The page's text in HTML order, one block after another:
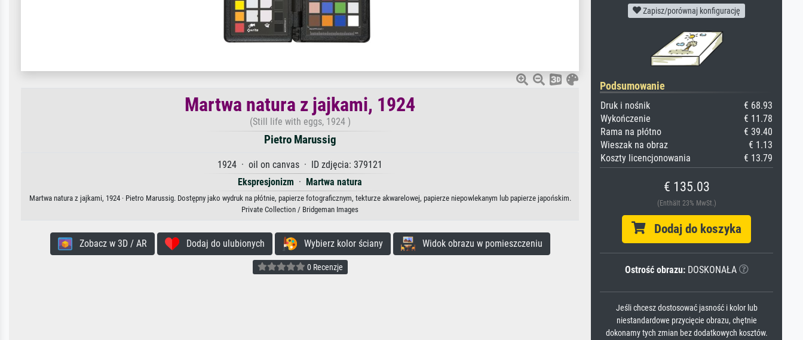
Martwa natura z jajkami, 1924
(Still life with eggs, 1924 )
Pietro Marussig
1924 · oil on canvas · ID zdjęcia: 379121
Ekspresjonizm · Martwa natura
Martwa natura z jajkami, 1924 · Pietro Marussig. Dostępny jako wydruk na płótnie, papierze fotograficznym, tekturze akwarelowej, papierze niepowlekanym lub papierze japońskim.
Private Collection / Bridgeman Images
Zobacz w 3D / AR Dodaj do ulubionych Wybierz kolor ściany Widok obrazu w pomieszczeniu
0 Recenzje
Zapisz/porównaj konfigurację
Podsumowanie
Druk i nośnik
€ 68.93
Wykończenie
€ 11.78
Rama na płótno
€ 39.40
Wieszak na obraz
€ 1.13
Koszty licencjonowania
€ 13.79
€ 135.03
(Enthält 23% MwSt.)
Dodaj do koszyka
Ostrość obrazu:DOSKONAŁA
Jeśli chcesz dostosować jasność i kolor lub
niestandardowe przycięcie obrazu, chętnie
dokonamy tych zmian bez dodatkowych kosztów.